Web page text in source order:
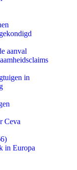
aanval
in
Ceva
in Europa